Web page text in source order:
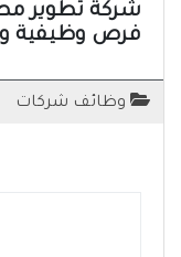
شركة تطوير
فرص وظيفية
وظائف شركات